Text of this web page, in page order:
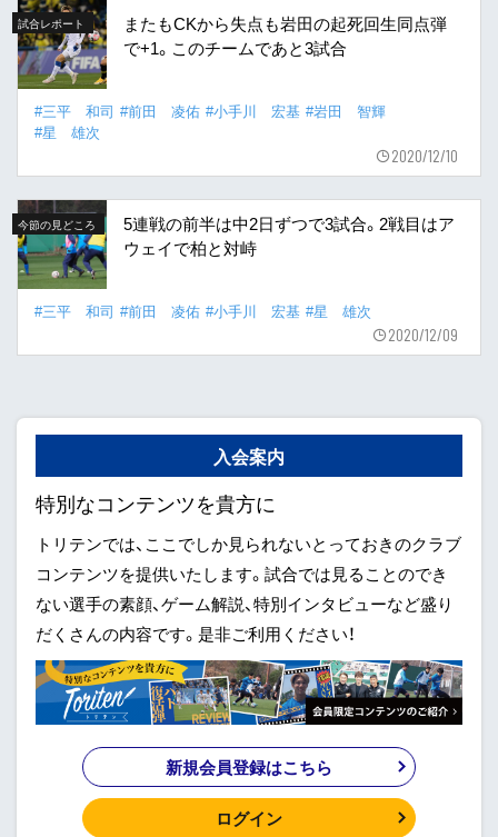
試合レポート
またもCKから失点も岩田の起死回生同点弾
で+1。このチームであと3試合
#三平 和司 #前田 凌佑 #小手川 宏基 #岩田 智輝
#星 雄次
2020/12/10
今節の見どころ
5連戦の前半は中2日ずつで3試合。2戦目はア
ウェイで柏と対峙
#三平 和司 #前田 凌佑 #小手川 宏基 #星 雄次
2020/12/09
入会案内
特別なコンテンツを貴方に
トリテンでは、ここでしか見られないとっておきのクラブ
コンテンツを提供いたします。試合では見ることのでき
ない選手の素顔、ゲーム解説、特別インタビューなど盛り
だくさんの内容です。是非ご利用ください！
新規会員登録はこちら
ログイン